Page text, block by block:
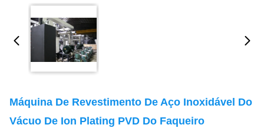
Máquina De Revestimento De Aço Inoxidável Do
Vácuo De Ion Plating PVD Do Faqueiro